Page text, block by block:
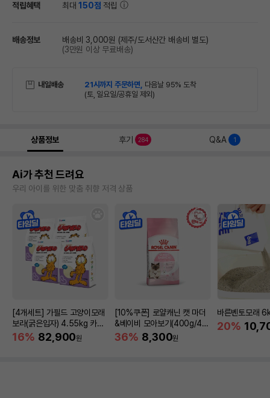
적립혜택 최대150점 적립
배송정보 배송비 3,000원 (제주/도서산간 배송비 별도)
(3만원 이상 무료배송)
내일배송 21시까지 주문하면, 다음날 95% 도착
(토, 일요일/공휴일 제외)
상품정보 후기 284 Q&A 1
Ai가 추천 드려요
우리 아이를 위한 맞춤 취향 저격 상품
[4개세트] 가필드 고양이모래
보라(굵은입자) 4.55kg 카사
바모래
16% 82,900원
[10%쿠폰] 로얄캐닌 캣 마더
&베이비 모아보기(400g/4/1
0kg)
36% 8,300원
바른벤토모래
20%